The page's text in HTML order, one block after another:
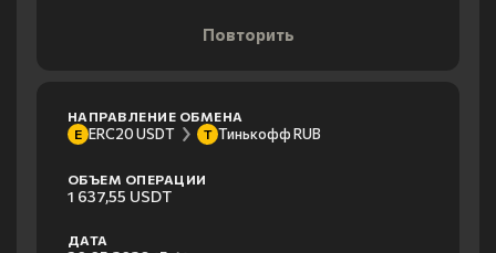
Повторить
НАПРАВЛЕНИЕ ОБМЕНА
E ERC20 USDT Т Тинькофф RUB
ОБЪЕМ ОПЕРАЦИИ
1 637,55 USDT
ДАТА